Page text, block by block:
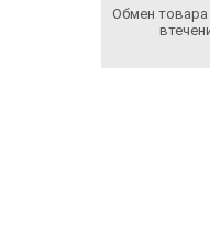
Обмен товара